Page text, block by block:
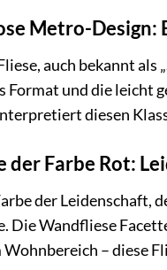
Metro-Design:
auch bekannt als
Format und die leicht
diesen
der Farbe Rot:
der Leidenschaft,
Die Wandfliese
Wohnbereich – diese